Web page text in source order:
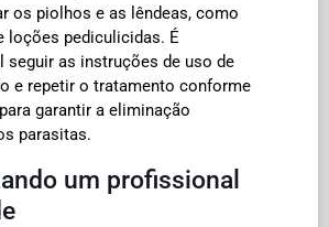
os piolhos e as lêndeas, como
loções pediculicidas. É
seguir as instruções de uso de
e repetir o tratamento conforme
garantir a eliminação
parasitas.
um profissional